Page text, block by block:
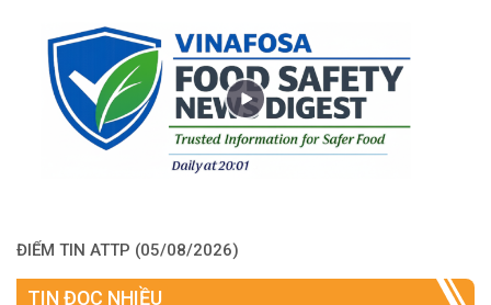
ĐIỂM TIN ATTP (05/08/2026)
TIN ĐỌC NHIỀU